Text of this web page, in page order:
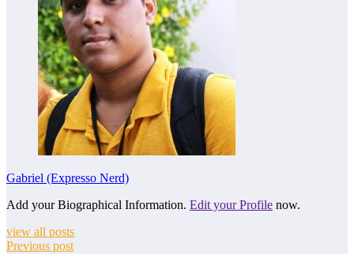
Gabriel (Expresso Nerd)
Add your Biographical Information. Edit your Profile now.
view all posts
Previous post